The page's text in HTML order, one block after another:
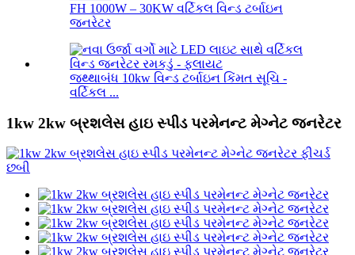
FH 1000W – 30KW વર્ટિકલ વિન્ડ ટર્બાઇન
જનરેટર
જથ્થાબંધ 10kw વિન્ડ ટર્બાઇન કિંમત સૂચિ -
વર્ટિકલ ...
1kw 2kw બ્રશલેસ હાઇ સ્પીડ પરમેનન્ટ મેગ્નેટ જનરેટર